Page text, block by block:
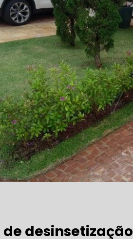
desinsetização